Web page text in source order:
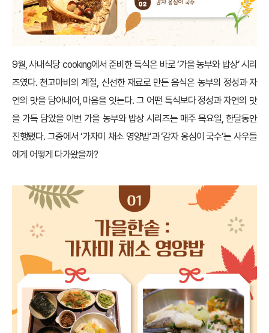
9월, 사내식당 cooking에서 준비한 특식은 바로 ‘가을 농부와 밥상’ 시리
즈였다. 천고마비의 계절, 신선한 재료로 만든 음식은 농부의 정성과 자
연의 맛을 담아내어, 마음을 잇는다. 그 어떤 특식보다 정성과 자연의 맛
을 가득 담았을 이번 가을 농부와 밥상 시리즈는 매주 목요일, 한달동안
진행됐다. 그중에서 ‘가자미 채소 영양밥’과 ‘감자 옹심이 국수’는 사우들
에게 어떻게 다가왔을까?